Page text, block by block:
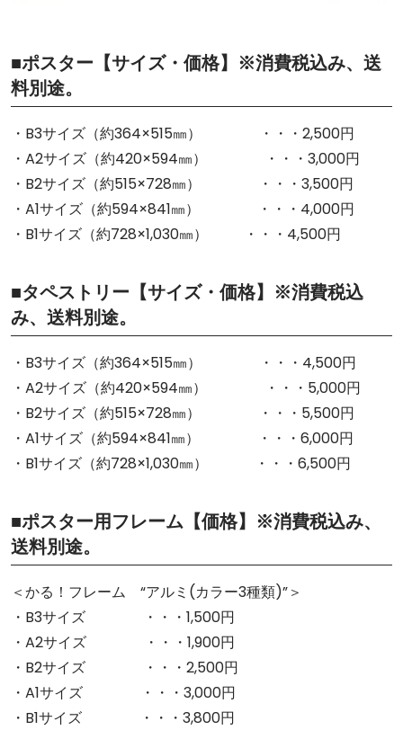
■ポスター【サイズ・価格】※消費税込み、送
料別途。
・B3サイズ（約364×515㎜） ・・・2,500円
・A2サイズ（約420×594㎜） ・・・3,000円
・B2サイズ（約515×728㎜） ・・・3,500円
・A1サイズ（約594×841㎜） ・・・4,000円
・B1サイズ（約728×1,030㎜） ・・・4,500円
■タペストリー【サイズ・価格】※消費税込
み、送料別途。
・B3サイズ（約364×515㎜） ・・・4,500円
・A2サイズ（約420×594㎜） ・・・5,000円
・B2サイズ（約515×728㎜） ・・・5,500円
・A1サイズ（約594×841㎜） ・・・6,000円
・B1サイズ（約728×1,030㎜） ・・・6,500円
■ポスター用フレーム【価格】※消費税込み、
送料別途。
＜かる！フレーム “アルミ(カラー3種類)”＞
・B3サイズ ・・・1,500円
・A2サイズ ・・・1,900円
・B2サイズ ・・・2,500円
・A1サイズ ・・・3,000円
・B1サイズ ・・・3,800円